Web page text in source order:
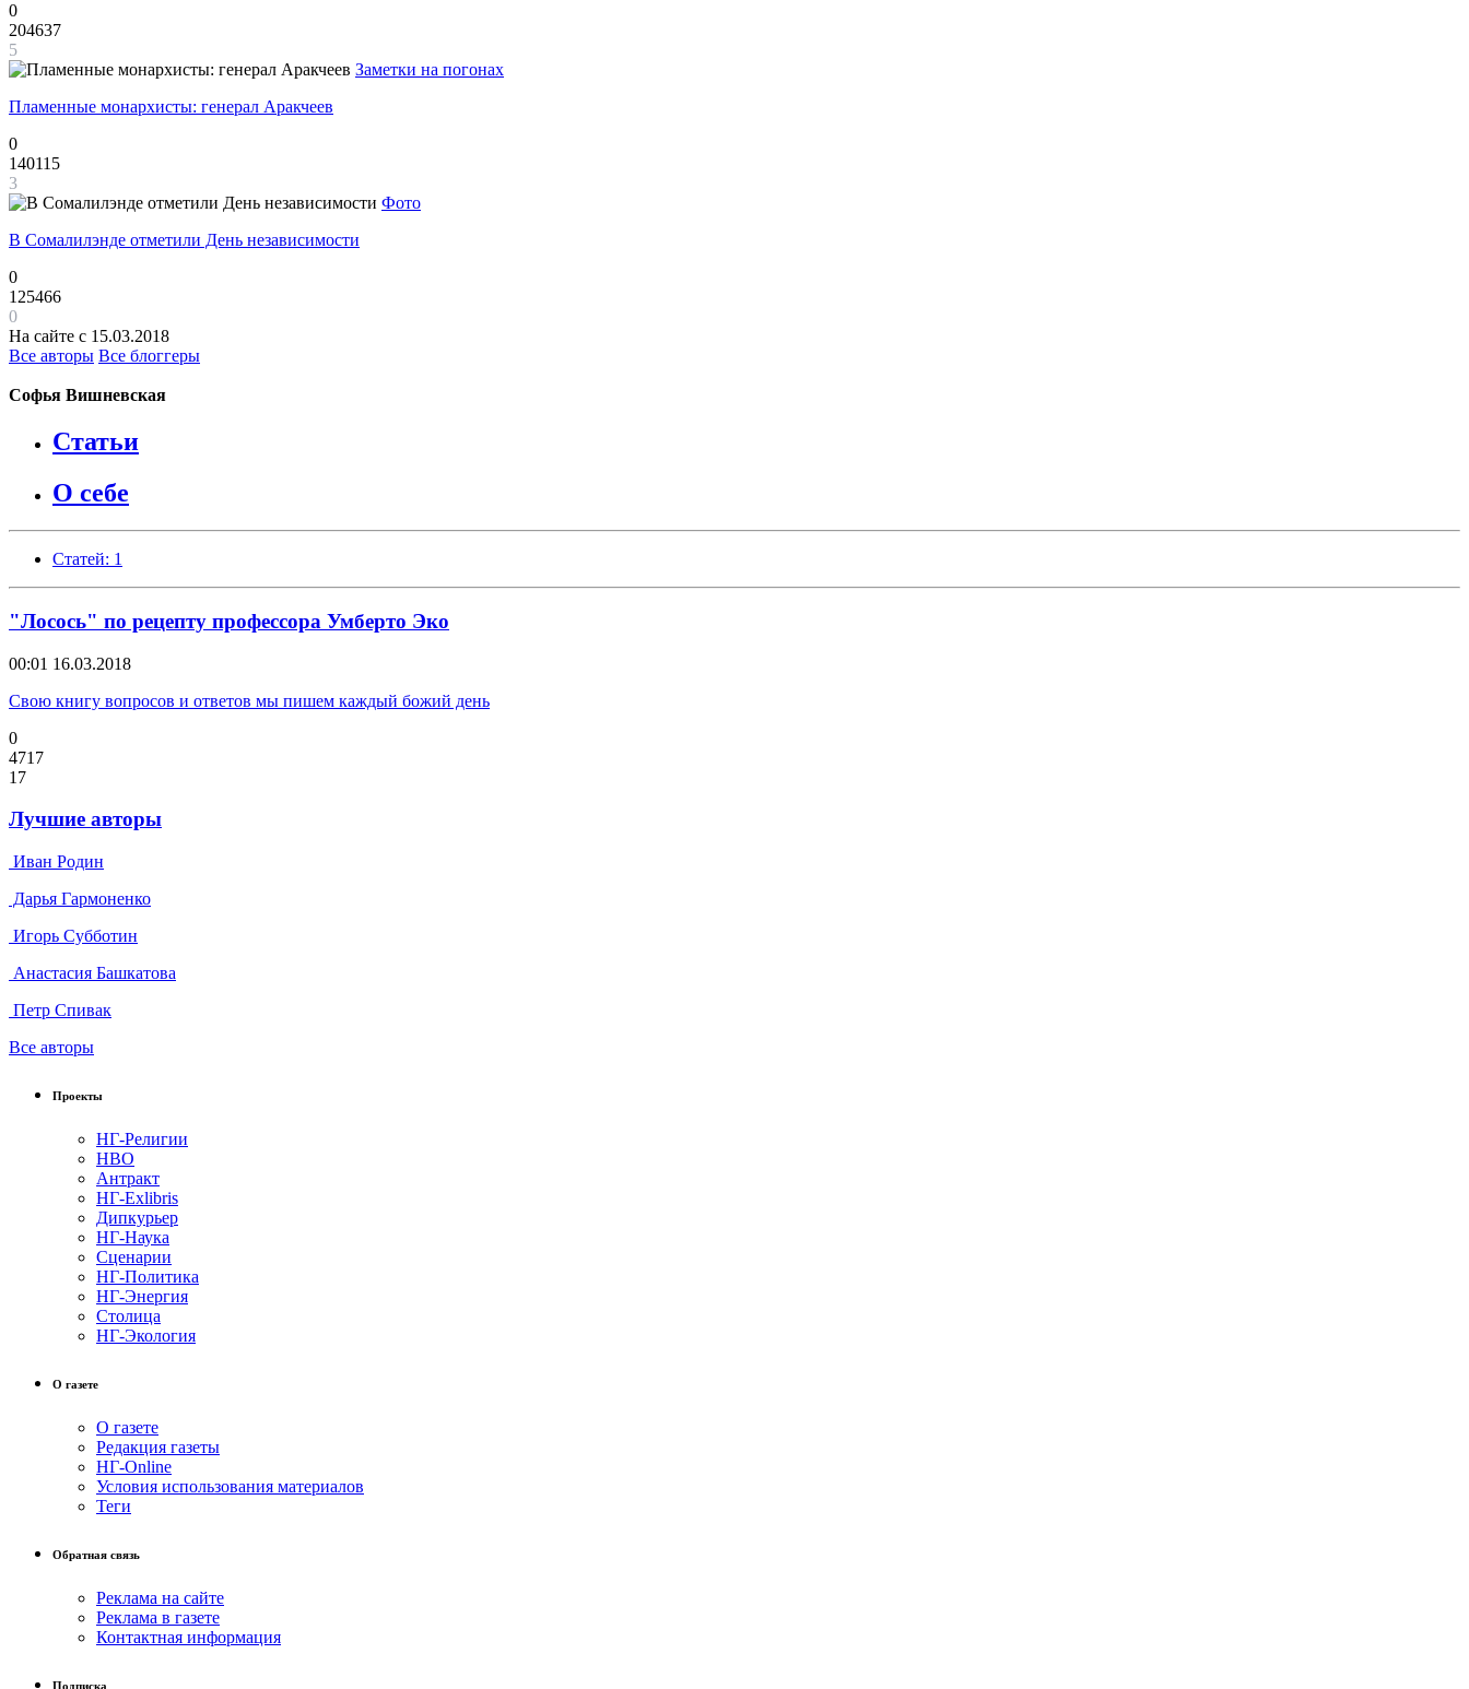
0
204637
5
Заметки на погонах
Пламенные монархисты: генерал Аракчеев
0
140115
3
Фото
В Сомалилэнде отметили День независимости
0
125466
0
На сайте с 15.03.2018
Все авторы Все блоггеры
Софья Вишневская
Статьи
О себе
Статей: 1
"Лосось" по рецепту профессора Умберто Эко
00:01 16.03.2018
Свою книгу вопросов и ответов мы пишем каждый божий день
0
4717
17
Лучшие авторы
Иван Родин
Дарья Гармоненко
Игорь Субботин
Анастасия Башкатова
Петр Спивак
Все авторы
Проекты
НГ-Религии
НВО
Антракт
НГ-Exlibris
Дипкурьер
НГ-Наука
Сценарии
НГ-Политика
НГ-Энергия
Столица
НГ-Экология
О газете
О газете
Редакция газеты
НГ-Online
Условия использования материалов
Теги
Обратная связь
Реклама на сайте
Реклама в газете
Контактная информация
Подписка